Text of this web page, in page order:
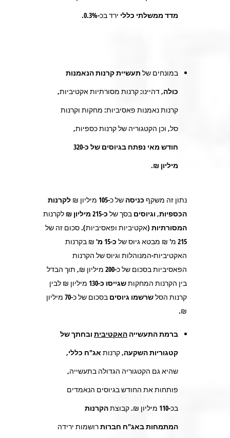
מדד ממשלתי כללי ירד בכ-0.3%
.
במונחים של תעשיית קרנות הנאמנות
כולה, דהיינו: קרנות מסורתיות אקטיביות,
קרנות נאמנות פאסיביות: מחקות וקרנות
סל, וכן הקטגוריה של קרנות כספיות,
חודש מאי נפתח בגיוסים של כ-320
מיליון ₪.
נתון זה משקף כניסה של כ-105 מיליון ₪ לקרנות
הכספיות, וגיוסים בסך של כ-215 מיליון ₪
לקרנות
המסורתיות (אקטיביות ופאסיביות).סכום זה של
215 מ' ₪ מבטא גיוס של
כ-15 מ'
₪ בקרנות
האקטיביות-המנוהלות וגיוס של הקרנות
הפאסיביות בסכום של כ-200 מיליון ₪, תוך הבדל
בין הקרנות המחקותשגייסו כ-130
מיליון ₪ לבין
קרנות הסלשרשמו גיוסים בסכום של כ-70 מיליון
₪.
ברמת התעשייה האקטיבית ובחתך של
קטגוריות השקעה, קרנות אג"ח כללי,
שהיא גם הקטגוריה הגדולה בתעשייה,
פותחות את החודש בגיוסים הנאמדים
בכ-110 מיליון ₪. קבוצתהקרנות
המתמחות באג"ח חברותרושמות ירידה